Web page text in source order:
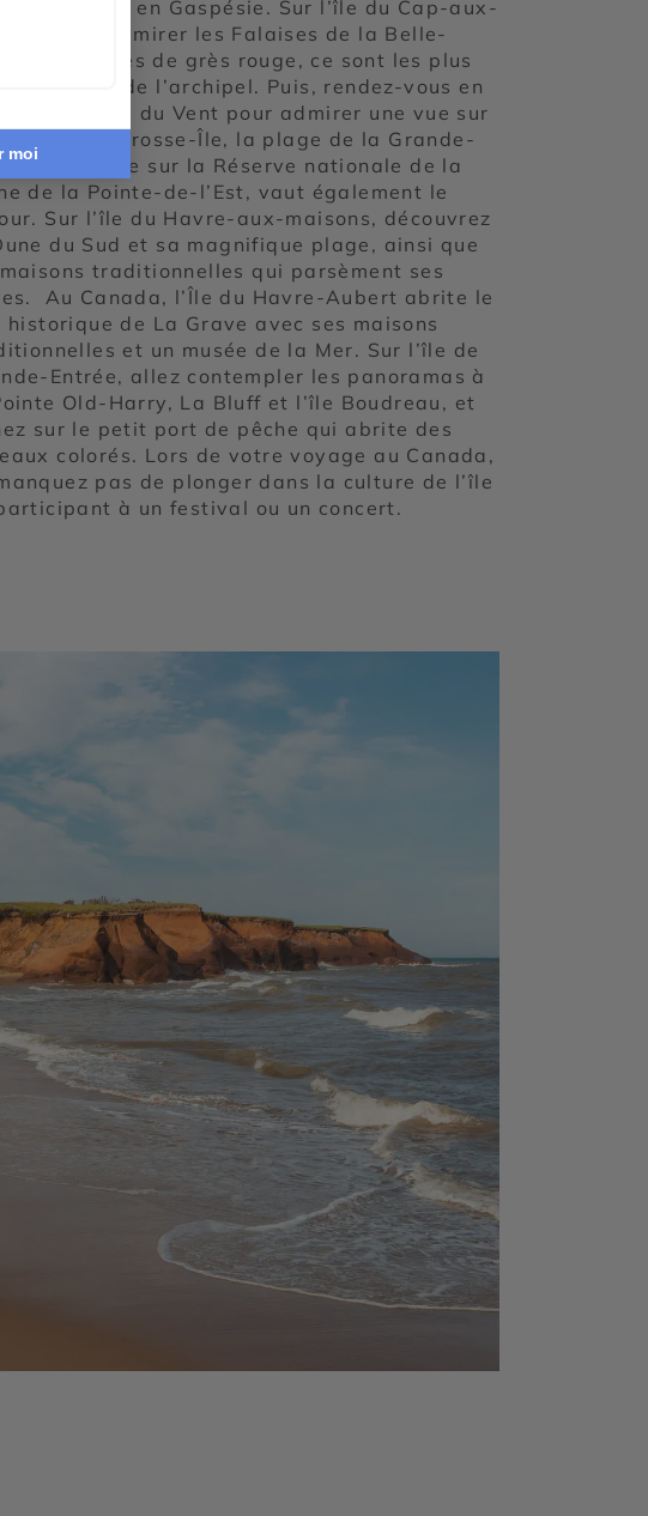
la Madeleine en Gaspésie. Sur l’île du Cap-aux-
allez admirer les Falaises de la Belle-
Composées de grès rouge, ce sont les plus
de l’archipel. Puis, rendez-vous en
de la Butte du Vent pour admirer une vue sur
Sur Grosse-Île, la plage de la Grande-
située sur la Réserve nationale de la
de la Pointe-de-l’Est, vaut également le
Sur l’île du Havre-aux-maisons, découvrez
du Sud et sa magnifique plage, ainsi que
traditionnelles qui parsèment ses
Au Canada, l’Île du Havre-Aubert abrite le
historique de La Grave avec ses maisons
et un musée de la Mer. Sur l’île de
Entrée, allez contempler les panoramas à
Old-Harry, La Bluff et l’île Boudreau, et
sur le petit port de pêche qui abrite des
colorés. Lors de votre voyage au Canada,
pas de plonger dans la culture de l’île
à un festival ou un concert.